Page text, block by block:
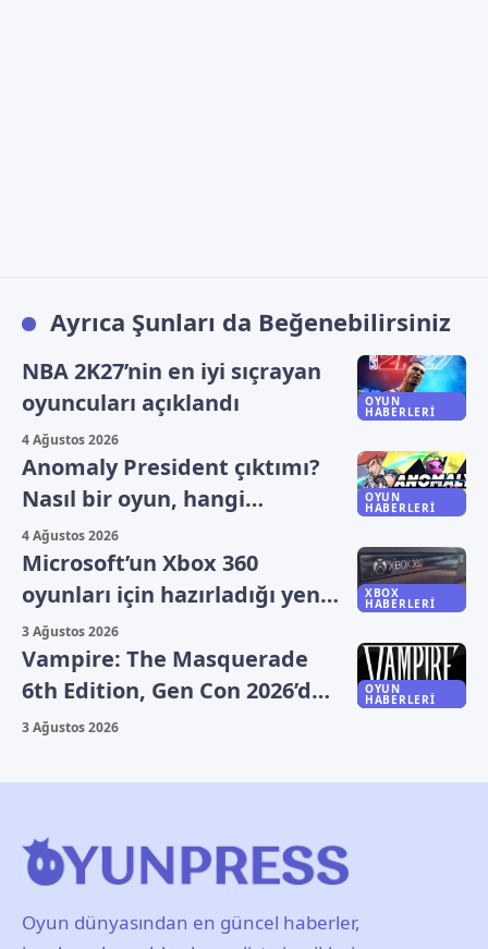
Ayrıca Şunları da Beğenebilirsiniz
OYUN
HABERLERI
NBA 2K27’nin en iyi sıçrayan
oyuncuları açıklandı
4 Ağustos 2026
OYUN
HABERLERI
Anomaly President çıktımı?
Nasıl bir oyun, hangi
platformlarda oynanıyor?
4 Ağustos 2026
XBOX
HABERLERI
Microsoft’un Xbox 360
oyunları için hazırladığı yeni
plan sızdı
3 Ağustos 2026
OYUN
HABERLERI
Vampire: The Masquerade
6th Edition, Gen Con 2026’da
duyuruldu
3 Ağustos 2026
Oyun dünyasından en güncel haberler,